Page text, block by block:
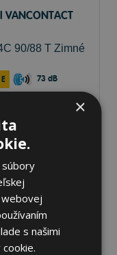
90/88 T Zimné
E 73 dB
naskladnenie×
súbory
webovej
s našimi